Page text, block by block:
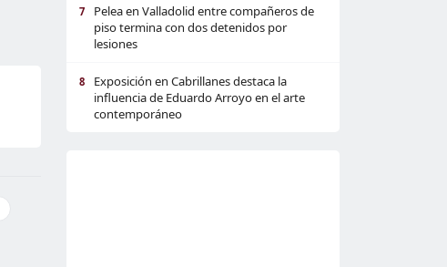
7
Pelea en Valladolid entre compañeros de
piso termina con dos detenidos por
lesiones
8
Exposición en Cabrillanes destaca la
influencia de Eduardo Arroyo en el arte
contemporáneo